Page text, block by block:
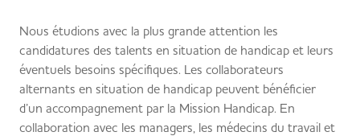
Nous étudions avec la plus grande attention les
candidatures des talents en situation de handicap et leurs
éventuels besoins spécifiques. Les collaborateurs
alternants en situation de handicap peuvent bénéficier
d’un accompagnement par la Mission Handicap. En
collaboration avec les managers, les médecins du travail et